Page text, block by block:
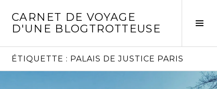
contenu
CARNET DE VOYAGE
D'UNE BLOGTROTTEUSE
ÉTIQUETTE : PALAIS DE JUSTICE PARIS